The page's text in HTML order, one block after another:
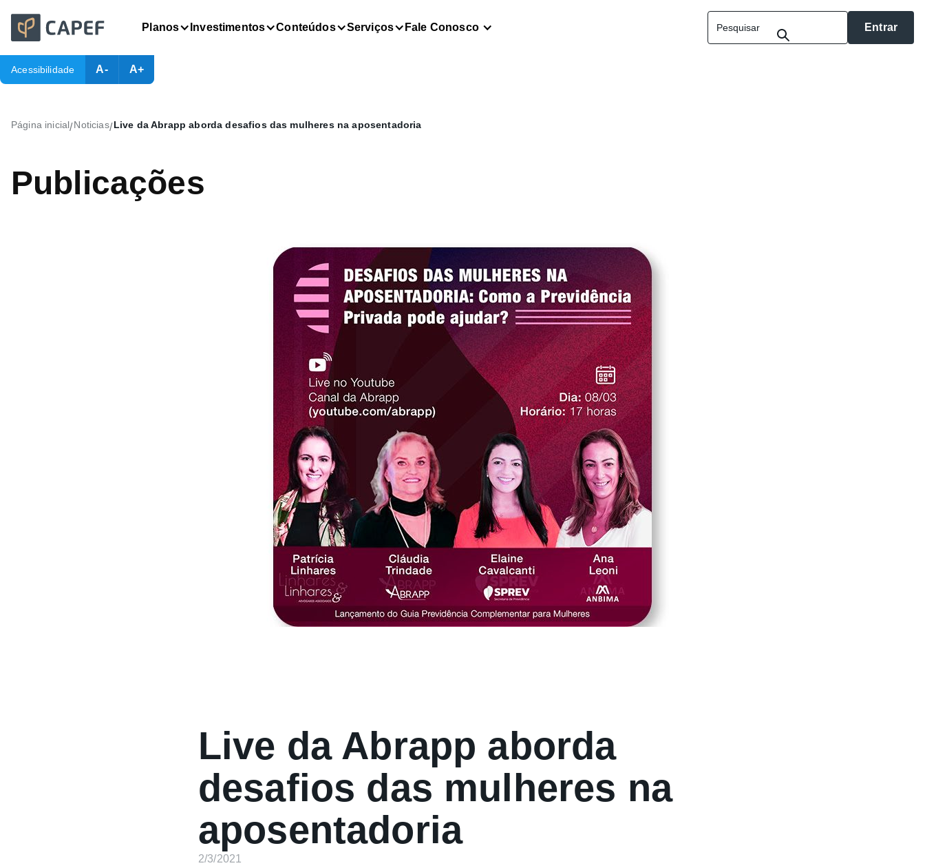
Planos Investimentos Conteúdos Serviços Fale Conosco Entrar
Acessibilidade A- A+
Página inicial/Noticias/Live da Abrapp aborda desafios das mulheres na aposentadoria
Publicações
Live da Abrapp aborda
desafios das mulheres na
aposentadoria
2/3/2021